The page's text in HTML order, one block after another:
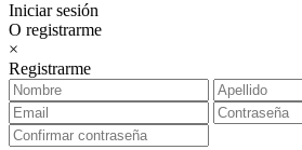
Iniciar sesión
O registrarme
×
Registrarme